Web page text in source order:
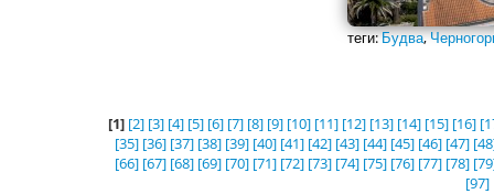
теги:Будва,
[1] [2] [3] [4] [5] [6] [7] [8] [9] [10] [11] [12] [13] [14] [15] [16]
[35] [36] [37] [38] [39] [40] [41] [42] [43] [44] [45] [46] [47]
[66] [67] [68] [69] [70] [71] [72] [73] [74] [75] [76] [77] [78]
[97]